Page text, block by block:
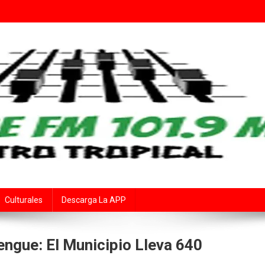
Culturales Descarga La APP
El Municipio Lleva 640